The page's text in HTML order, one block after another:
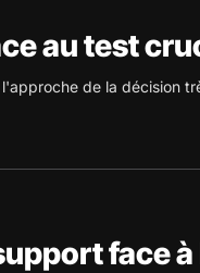
au test
de la décision
face